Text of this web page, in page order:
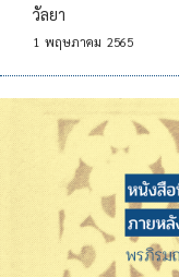
วัลยา
1 พฤษภาคม 2565